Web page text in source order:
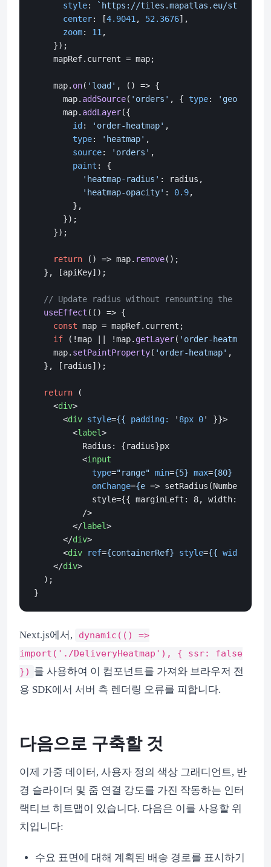
style:
`https://tiles.mapatlas.eu/styles/
center: [4.9041 , 52.3676],
zoom: 11 ,
    });
    mapRef.
current = map;
    map.
on( 'load' , () => {
      map.
addSource( 'orders' , { type: 'geojson'
      map.
addLayer({
id : 'order-heatmap' ,
type: 'heatmap' ,
source: 'orders' ,
paint : {
'heatmap-radius' : radius,
'heatmap-opacity' : 0.9,
        },
      });
    });
return () => map. remove();
  }, [apiKey]);
// Update radius without remounting the map
useEffect ( () => {
const map = mapRef. current ;
if (!map || !map. getLayer( 'order-heatmap'
    map.
setPaintProperty( 'order-heatmap' ,
  }, [radius]);
return (
<div>
<div style={{ padding: ' 8px 0' }}>
<label>
          Radius: {radius}px
<input
type="range" min={5} max={80}
onChange={e =>
            style={{ marginLeft: 8, width: 160 }}
          />
</label>
</div>
<div ref={containerRef} style={{ width:
</div>
  );
Next.js에서,
dynamic(() =>
import('./DeliveryHeatmap'), { ssr: false
}) 를 사용하여 이 컴포넌트를 가져와 브라우저 전
용 SDK에서 서버 측 렌더링 오류를 피합니다.
다음으로 구축할 것
이제 가중 데이터, 사용자 정의 색상 그래디언트, 반
경 슬라이더 및 줌 연결 강도를 가진 작동하는 인터
랙티브 히트맵이 있습니다. 다음은 이를 사용할 위
치입니다:
수요 표면에 대해 계획된 배송 경로를 표시하기